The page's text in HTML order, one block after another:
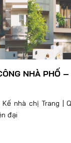
NHÀ PHỐ –
Trang | Quy mô: 3 tầng 1
đại